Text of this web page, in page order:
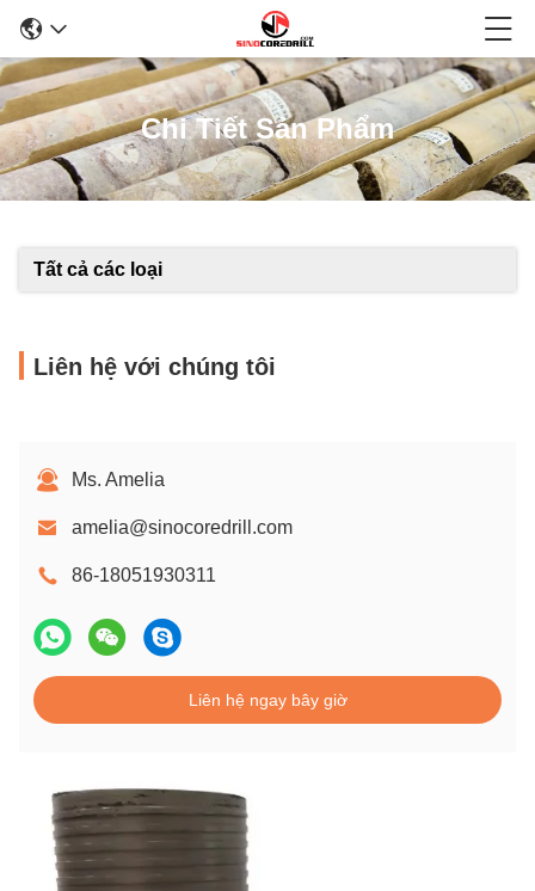
Chi Tiết Sản Phẩm
Tất cả các loại
Liên hệ với chúng tôi
Ms. Amelia
amelia@sinocoredrill.com
86-18051930311
Liên hệ ngay bây giờ